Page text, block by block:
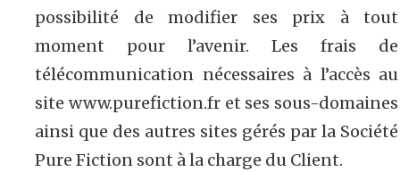
possibilité de modifier ses prix à tout
moment pour l’avenir. Les frais de
télécommunication nécessaires à l’accès au
site www.purefiction.fr et ses sous-domaines
ainsi que des autres sites gérés par la Société
Pure Fiction sont à la charge du Client.